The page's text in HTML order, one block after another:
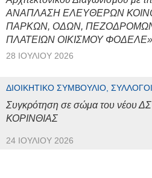
ΑΝΑΠΛΑΣΗ ΕΛΕΥΘΕΡΩΝ
ΠΑΡΚΩΝ, ΟΔΩΝ,
ΠΛΑΤΕΙΩΝ ΟΙΚΙΣΜΟΥ ΦΟΔΕΛΕ»
28 ΙΟΥΛΊΟΥ 2026
ΔΙΟΙΚΗΤΙΚΌ ΣΥΜΒΟΎΛΙΟ,
Συγκρότηση σε σώμα του νέου
ΚΟΡΙΝΘΙΑΣ
24 ΙΟΥΛΊΟΥ 2026